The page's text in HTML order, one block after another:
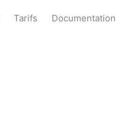
Tarifs Documentation